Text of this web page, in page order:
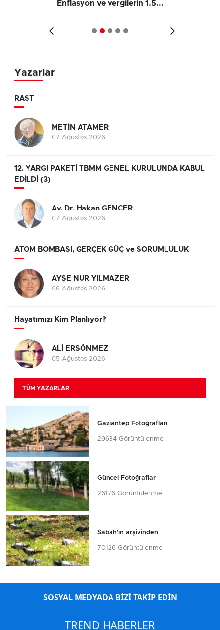
Enflasyon ve vergilerin 1.5...
Yazarlar
RAST
METİN ATAMER
07 Ağustos 2026
12. YARGI PAKETİ TBMM GENEL KURULUNDA KABUL
EDİLDİ (3)
Av. Dr. Hakan GENCER
07 Ağustos 2026
ATOM BOMBASI, GERÇEK GÜÇ ve SORUMLULUK
AYŞE NUR YILMAZER
06 Ağustos 2026
Hayatımızı Kim Planlıyor?
ALİ ERSÖNMEZ
05 Ağustos 2026
TÜM YAZARLAR
Gaziantep Fotoğrafları
29634 Görüntülenme
Güncel Fotoğraflar
26176 Görüntülenme
Sabah'ın arşivinden
70126 Görüntülenme
SOSYAL MEDYADA BİZİ TAKİP EDİN
TREND HABERLER